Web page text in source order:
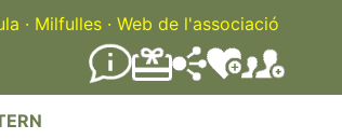
· Milfulles · Web de l'associació